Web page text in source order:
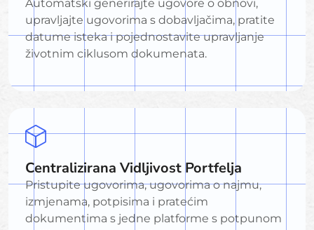
Automatski generirajte ugovore o obnovi,
upravljajte ugovorima s dobavljačima, pratite
datume isteka i pojednostavite upravljanje
životnim ciklusom dokumenata.
Centralizirana Vidljivost Portfelja
Pristupite ugovorima, ugovorima o najmu,
izmjenama, potpisima i pratećim
dokumentima s jedne platforme s potpunom